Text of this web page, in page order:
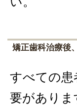
矯正歯科治療後
すべての患
要があり